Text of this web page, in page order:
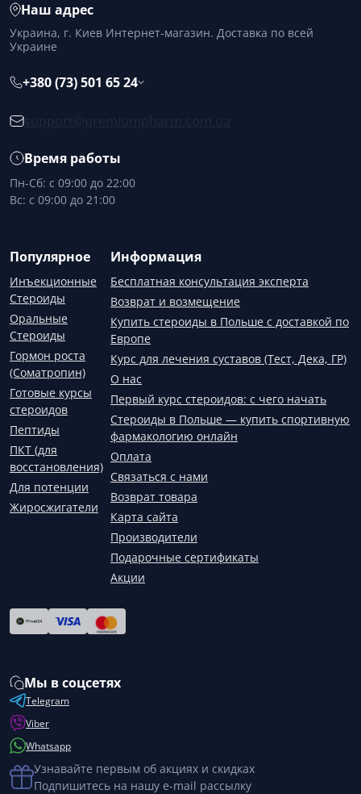
Наш адрес
Украина, г. Киев Интернет-магазин. Доставка по всей
Украине
+380 (73) 501 65 24
Время работы
Пн-Сб: с 09:00 до 22:00
Вс: с 09:00 до 21:00
Популярное
Инъекционные
Стероиды
Оральные
Стероиды
Гормон роста
(Соматропин)
Готовые курсы
стероидов
Пептиды
ПКТ (для
восстановления)
Для потенции
Жиросжигатели
Информация
Бесплатная консультация эксперта
Возврат и возмещение
Купить стероиды в Польше с доставкой по
Европе
Курс для лечения суставов (Тест, Дека, ГР)
О нас
Первый курс стероидов: с чего начать
Стероиды в Польше — купить спортивную
фармакологию онлайн
Оплата
Связаться с нами
Возврат товара
Карта сайта
Производители
Подарочные сертификаты
Акции
Мы в соцсетях
Telegram
Viber
Whatsapp
Узнавайте первым об акциях и скидках
Подпишитесь на нашу e-mail рассылку